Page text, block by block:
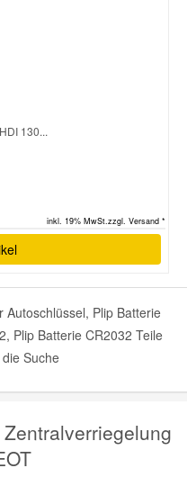
130...
inkl. 19% MwSt.zzgl. Versand *
Autoschlüssel, Plip Batterie
Plip Batterie CR2032 Teile
Suche